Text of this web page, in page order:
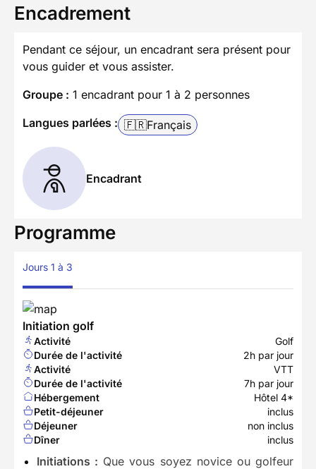
Encadrement
Pendant ce séjour, un encadrant sera présent pour
vous guider et vous assister.
Groupe : 1 encadrant pour 1 à 2 personnes
Langues parlées : 🇫🇷Français
Encadrant
Programme
Jours 1 à 3
Initiation golf
Activité
Golf
Durée de l'activité
2h par jour
Activité
VTT
Durée de l'activité
7h par jour
Hébergement
Hôtel 4*
Petit-déjeuner
inclus
Déjeuner
non inclus
Dîner
inclus
Initiations : Que vous soyez novice ou golfeur